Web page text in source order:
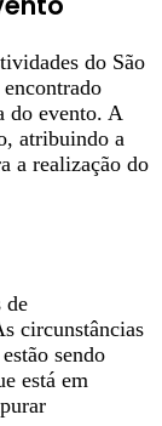
do São
do evento. A
atribuindo a
a realização do
de
circunstâncias
sendo
está em